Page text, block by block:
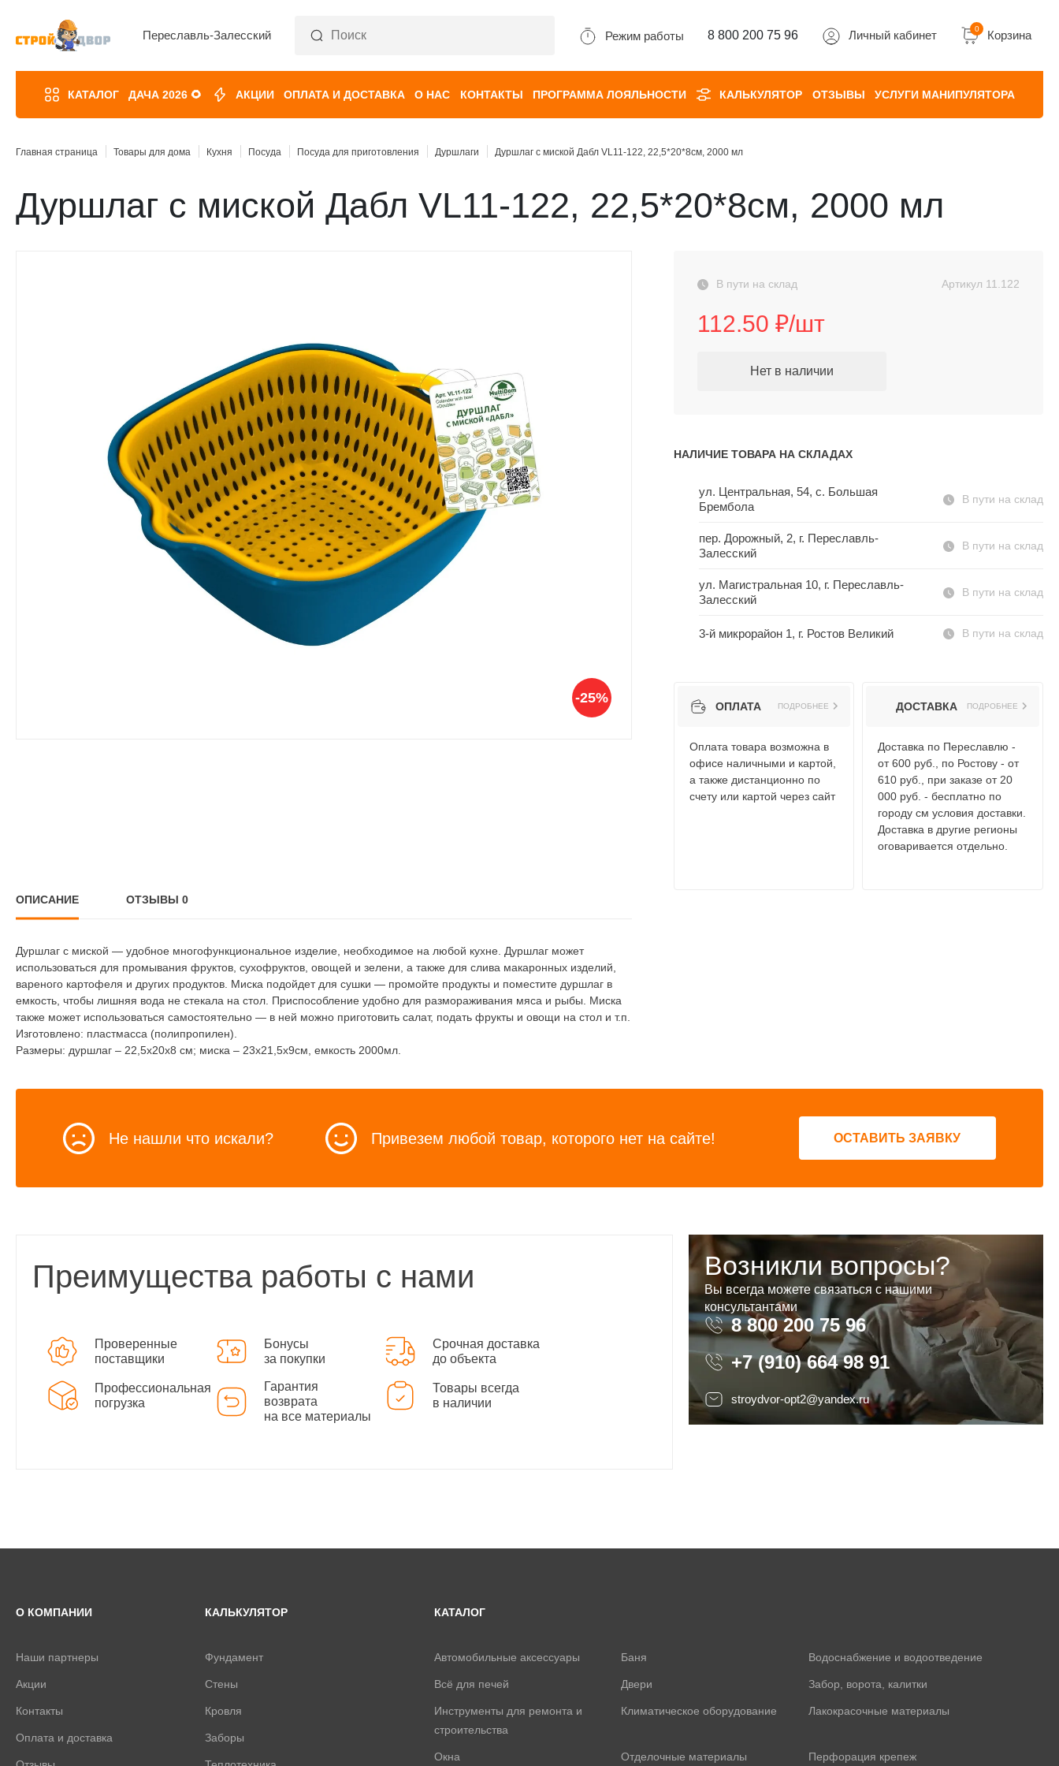
Переславль-Залесский Режим работы 8 800 200 75 96 Личный кабинет 0 Корзина
КАТАЛОГ ДАЧА 2026 🌻 АКЦИИ ОПЛАТА И ДОСТАВКА О НАС КОНТАКТЫ ПРОГРАММА ЛОЯЛЬНОСТИ КАЛЬКУЛЯТОР ОТЗЫВЫ УСЛУГИ МАНИПУЛЯТОРА
Главная страница Товары для дома Кухня Посуда Посуда для приготовления Дуршлаги Дуршлаг с миской Дабл VL11-122, 22,5*20*8см, 2000 мл
Дуршлаг с миской Дабл VL11-122, 22,5*20*8см, 2000 мл
-25%
В пути на склад Артикул 11.122
112.50 ₽/шт
Нет в наличии
НАЛИЧИЕ ТОВАРА НА СКЛАДАХ
ул. Центральная, 54, c. Большая
Брембола
В пути на склад
пер. Дорожный, 2, г. Переславль-
Залесский
В пути на склад
ул. Магистральная 10, г. Переславль-
Залесский
В пути на склад
3-й микрорайон 1, г. Ростов Великий В пути на склад
ОПЛАТА ПОДРОБНЕЕ
Оплата товара возможна в
офисе наличными и картой,
а также дистанционно по
счету или картой через сайт
ДОСТАВКА ПОДРОБНЕЕ
Доставка по Переславлю -
от 600 руб., по Ростову - от
610 руб., при заказе от 20
000 руб. - бесплатно по
городу см условия доставки.
Доставка в другие регионы
оговаривается отдельно.
ОПИСАНИЕ ОТЗЫВЫ 0
Дуршлаг с миской — удобное многофункциональное изделие, необходимое на любой кухне. Дуршлаг может
использоваться для промывания фруктов, сухофруктов, овощей и зелени, а также для слива макаронных изделий,
вареного картофеля и других продуктов. Миска подойдет для сушки — промойте продукты и поместите дуршлаг в
емкость, чтобы лишняя вода не стекала на стол. Приспособление удобно для размораживания мяса и рыбы. Миска
также может использоваться самостоятельно — в ней можно приготовить салат, подать фрукты и овощи на стол и т.п.
Изготовлено: пластмасса (полипропилен).
Размеры: дуршлаг – 22,5х20х8 см; миска – 23х21,5х9см, емкость 2000мл.
Не нашли что искали? Привезем любой товар, которого нет на сайте! ОСТАВИТЬ ЗАЯВКУ
Преимущества работы с нами
Проверенные
поставщики
Бонусы
за покупки
Срочная доставка
до объекта
Профессиональная
погрузка
Гарантия
возврата
на все материалы
Товары всегда
в наличии
Возникли вопросы?
Вы всегда можете связаться с нашими
консультантами
8 800 200 75 96 8 800 200 75 96
+7 (910) 664 98 91
stroydvor-opt2@yandex.ru
О КОМПАНИИ
Наши партнеры
Акции
Контакты
Оплата и доставка
КАЛЬКУЛЯТОР
Фундамент
Стены
Кровля
Заборы
КАТАЛОГ
Автомобильные аксессуары Баня Водоснабжение и водоотведение
Всё для печей Двери Забор, ворота, калитки
Инструменты для ремонта и
строительства
Климатическое оборудование Лакокрасочные материалы
Окна Отделочные материалы Перфорация крепеж